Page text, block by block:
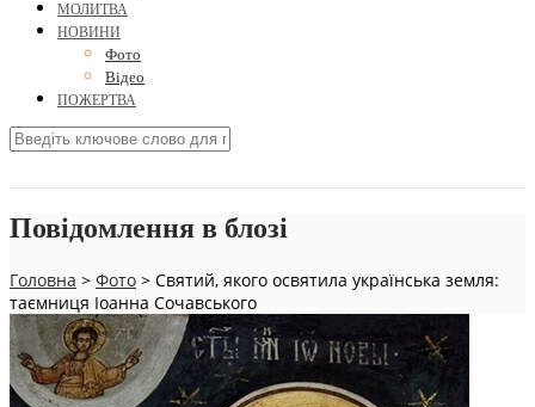
МОЛИТВА
НОВИНИ
Фото
Відео
ПОЖЕРТВА
Повідомлення в блозі
Головна > Фото > Святий, якого освятила українська земля:
таємниця Іоанна Сочавського